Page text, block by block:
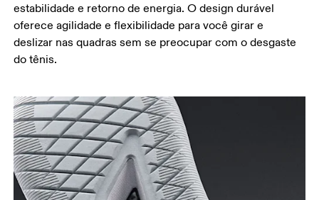
estabilidade e retorno de energia. O design durável
oferece agilidade e flexibilidade para você girar e
deslizar nas quadras sem se preocupar com o desgaste
do tênis.